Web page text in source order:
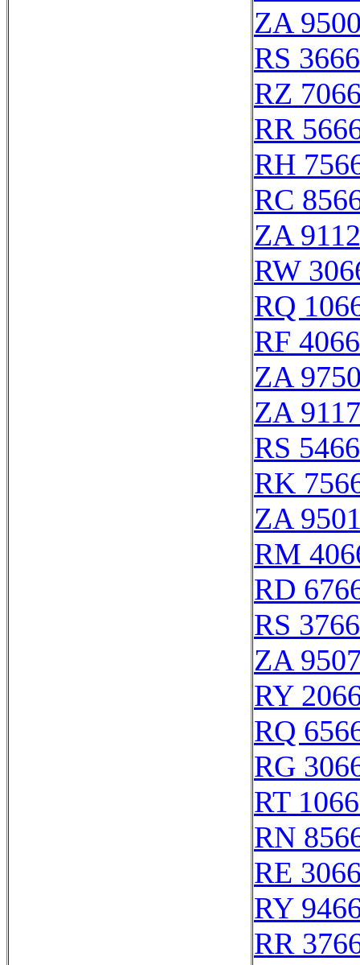
ZA
RS
RZ
RR
RH
RC
ZA
RW
RQ
RF
ZA
ZA
RS
RK
ZA
RM
RD
RS
ZA
RY
RQ
RG
RT
RN
RE
RY
RR